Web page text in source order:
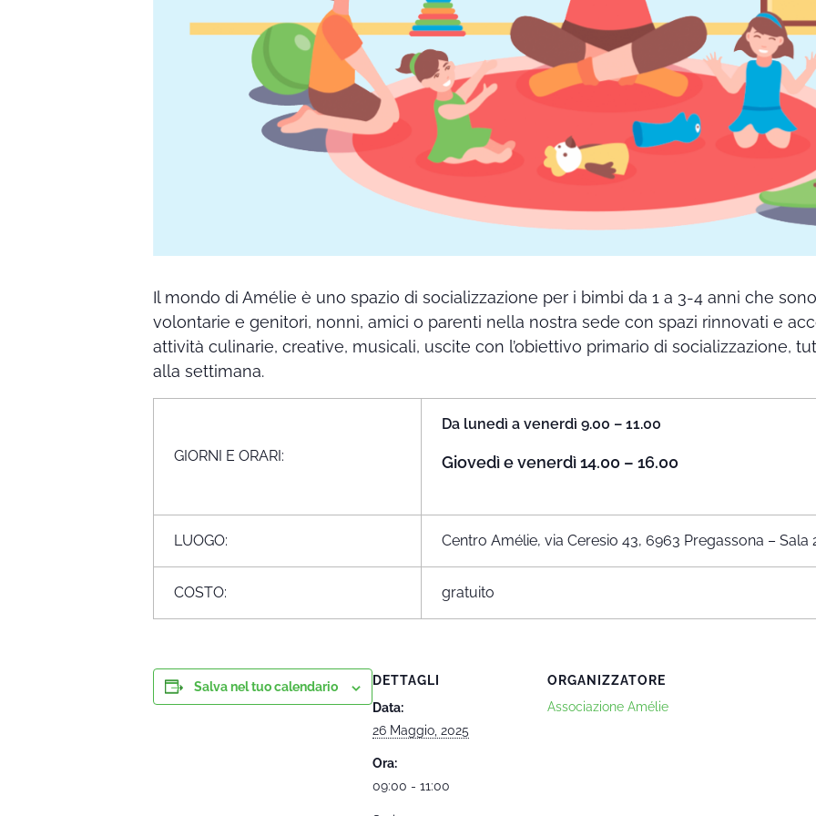
Il mondo di Amélie è uno spazio di socializzazione per i bimbi da 1 a 3-4 anni che
volontarie e genitori, nonni, amici o parenti nella nostra sede con spazi rinnovati e
attività culinarie, creative, musicali, uscite con l’obiettivo primario di socializzazione,
alla settimana.
GIORNI E ORARI:
Da lunedì a venerdì 9.00 – 11.00
Giovedì e venerdì 14.00 – 16.00
LUOGO: Centro Amélie, via Ceresio 43, 6963 Pregassona – Sala
COSTO: gratuito
Salva nel tuo calendario
DETTAGLI
Data:
26 Maggio, 2025
Ora:
09:00 - 11:00
ORGANIZZATORE
Associazione Amélie